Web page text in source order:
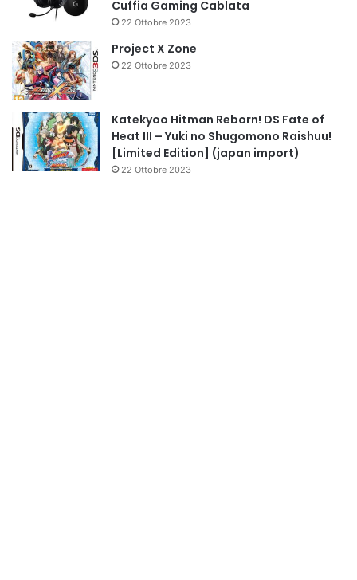
Cuffia Gaming Cablata
22 Ottobre 2023
Project X Zone
22 Ottobre 2023
Katekyoo Hitman Reborn! DS Fate of
Heat III – Yuki no Shugomono Raishuu!
[Limited Edition] (japan import)
22 Ottobre 2023